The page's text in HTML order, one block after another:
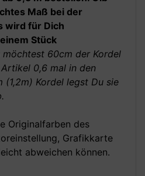
Maß bei der
wird für Dich
Stück
möchtest 60cm der Kordel
0,6 mal in den
(1,2m) Kordel legst Du sie
Originalfarben des
Grafikkarte
abweichen können.